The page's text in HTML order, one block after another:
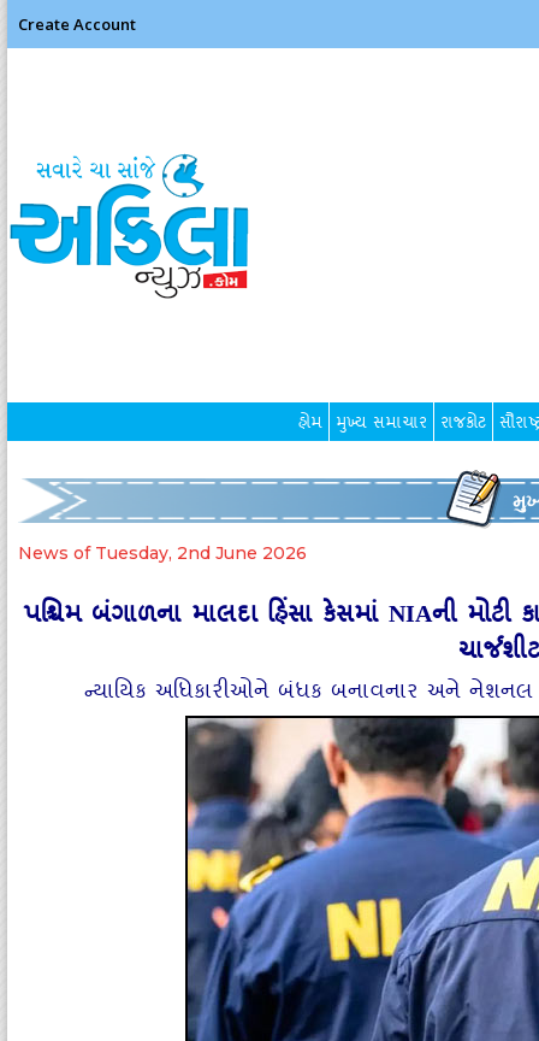
Create Account
હોમ મુખ્ય સમાચાર રાજકોટ
News of Tuesday, 2nd June 2026
પશ્ચિમ બંગાળના માલદા હિંસા કેસમાં NIAની
ન્યાયિક અધિકારીઓને બંધક બનાવનાર અને નેશનલ